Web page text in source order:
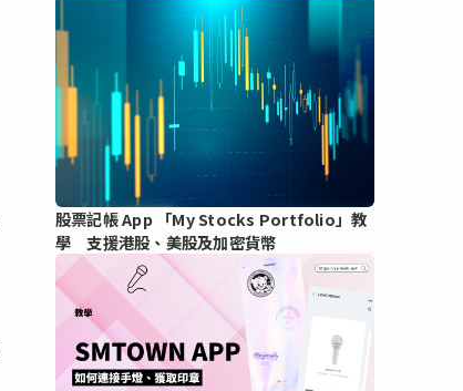
股票記帳 App 「My Stocks Portfolio」教
學 支援港股、美股及加密貨幣